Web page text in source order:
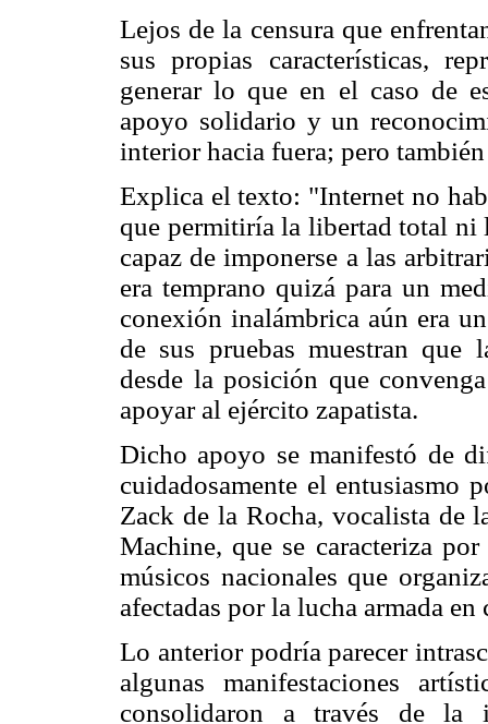
Lejos de la censura que
sus propias características,
generar lo que en el caso de
apoyo solidario y un
interior hacia fuera; pero
Explica el texto: "Internet no
que permitiría la libertad total ni
capaz de imponerse a las
era temprano quizá para un
conexión inalámbrica aún era
de sus pruebas muestran que
desde la posición que
apoyar al ejército zapatista.
Dicho apoyo se manifestó de
cuidadosamente el entusiasmo
Zack de la Rocha, vocalista de
Machine, que se caracteriza
músicos nacionales que
afectadas por la lucha armada
Lo anterior podría parecer
algunas manifestaciones
consolidaron a través de la